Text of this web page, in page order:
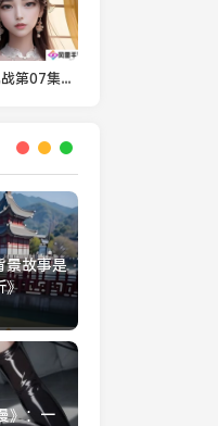
《一家乱战第07集》为什么会成为观众热议的焦点？主要原因是什么？
景故事是
》
》：一